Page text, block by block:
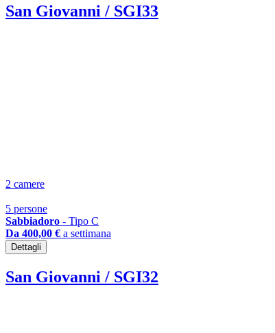
San Giovanni / SGI33
2 camere
5 persone
Sabbiadoro - Tipo C
Da 400,00 € a settimana
Dettagli
San Giovanni / SGI32